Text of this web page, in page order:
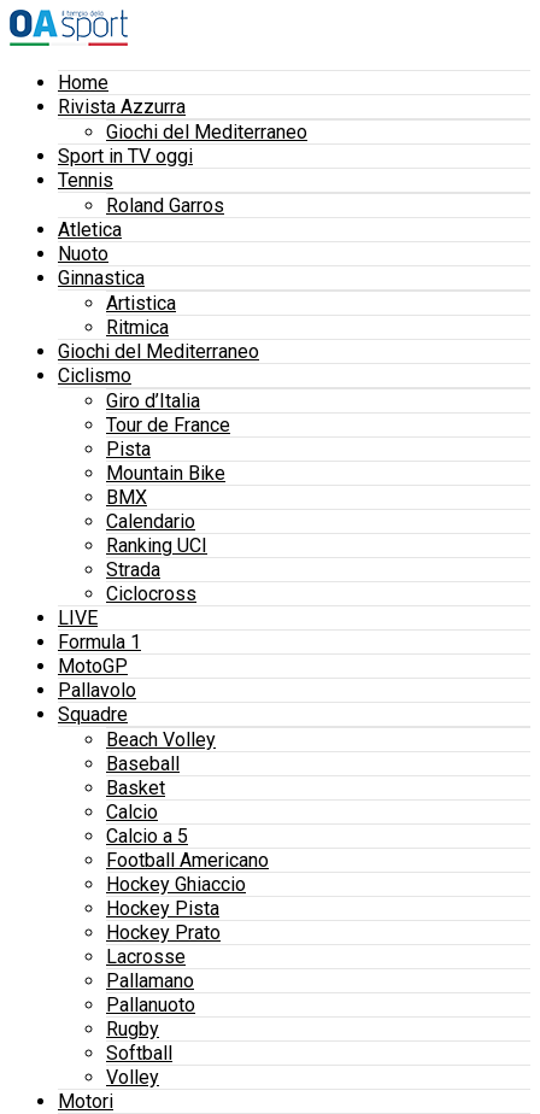
Home
Rivista Azzurra
Giochi del Mediterraneo
Sport in TV oggi
Tennis
Roland Garros
Atletica
Nuoto
Ginnastica
Artistica
Ritmica
Giochi del Mediterraneo
Ciclismo
Giro d’Italia
Tour de France
Pista
Mountain Bike
BMX
Calendario
Ranking UCI
Strada
Ciclocross
LIVE
Formula 1
MotoGP
Pallavolo
Squadre
Beach Volley
Baseball
Basket
Calcio
Calcio a 5
Football Americano
Hockey Ghiaccio
Hockey Pista
Hockey Prato
Lacrosse
Pallamano
Pallanuoto
Rugby
Softball
Volley
Motori